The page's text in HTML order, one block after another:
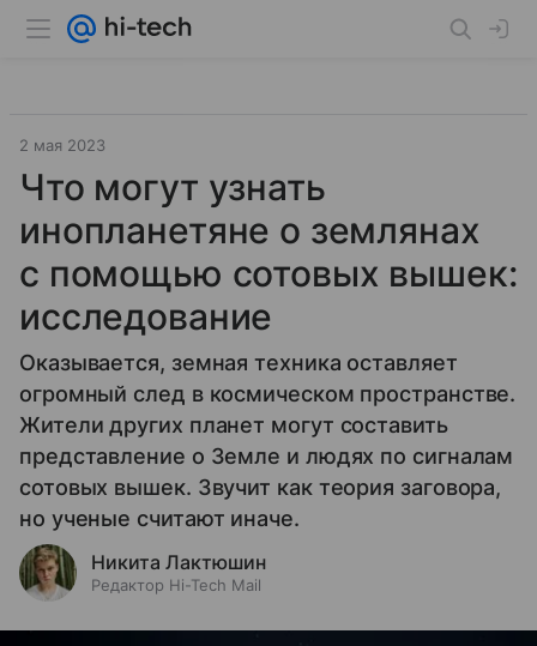
2 мая 2023
Что могут узнать
инопланетяне о землянах
с помощью сотовых вышек:
исследование
Оказывается, земная техника оставляет
огромный след в космическом пространстве.
Жители других планет могут составить
представление о Земле и людях по сигналам
сотовых вышек. Звучит как теория заговора,
но ученые считают иначе.
Никита Лактюшин
Редактор Hi-Tech Mail